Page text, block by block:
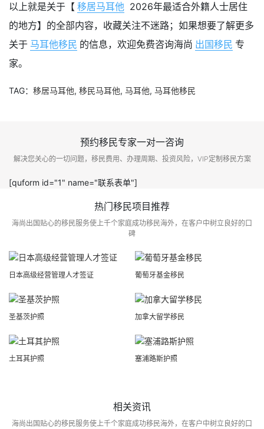
以上就是关于【 移居马耳他 2026年最适合外籍人士居住
的地方】的全部内容，收藏关注不迷路；如果想要了解更多
关于 马耳他移民 的信息，欢迎免费咨询海尚 出国移民 专
家。
TAG： 移居马耳他, 移民马耳他, 马耳他, 马耳他移民
预约移民专家一对一咨询
解决您关心的一切问题，移民费用、办理周期、投资风险，VIP定制移民方案
[quform id="1" name="联系表单"]
热门移民项目推荐
海尚出国贴心的移民服务使上千个家庭成功移民海外，在客户中树立良好的口
碑
日本高级经营管理人才签证 葡萄牙基金移民
圣基茨护照 加拿大留学移民
土耳其护照 塞浦路斯护照
相关资讯
海尚出国贴心的移民服务使上千个家庭成功移民海外，在客户中树立良好的口